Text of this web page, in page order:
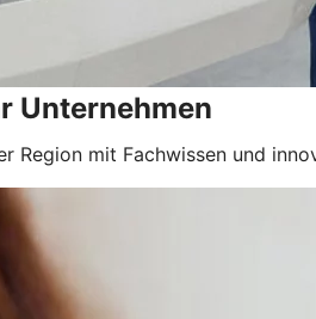
Unternehmen
Region mit Fachwissen und